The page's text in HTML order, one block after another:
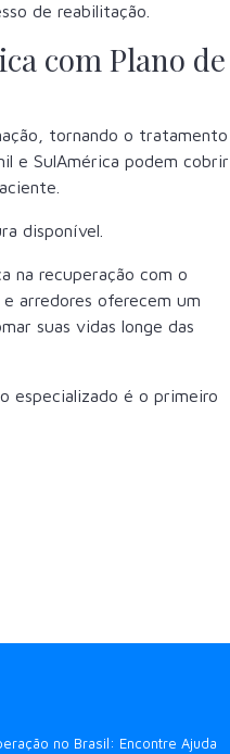
de reabilitação.
com Plano de
tornando o tratamento
e SulAmérica podem cobrir
disponível.
na recuperação com o
arredores oferecem um
suas vidas longe das
especializado é o primeiro
no Brasil: Encontre Ajuda